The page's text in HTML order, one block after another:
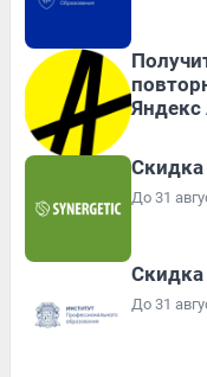
Скидка
До 31
Скидка
До 31